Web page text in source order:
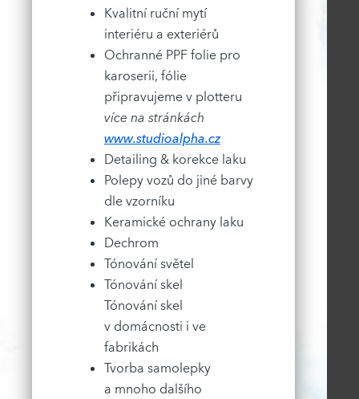
Kvalitní ruční mytí
interiéru a exteriérů
Ochranné PPF folie pro
karoserii, fólie
připravujeme v plotteru
více na stránkách
www.studioalpha.cz
Detailing & korekce laku
Polepy vozů do jiné barvy
dle vzorníku
Keramické ochrany laku
Dechrom
Tónování světel
Tónování skel
Tónování skel
v domácnosti i ve
fabrikách
Tvorba samolepky
a mnoho dalšího